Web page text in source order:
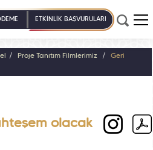
ETKİNLİK BAŞVURULARI
Proje Tanıtım Filmlerimiz
Geri
olacak